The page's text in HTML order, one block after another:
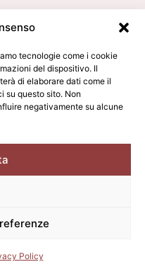
tecnologie come i cookie
del dispositivo. Il
di elaborare dati come il
su questo sito. Non
negativamente su alcune
Policy
- VAT: 01342010095